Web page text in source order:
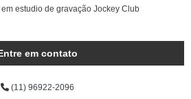
estudio de gravação Jockey Club
em contato
(11) 96922-2096